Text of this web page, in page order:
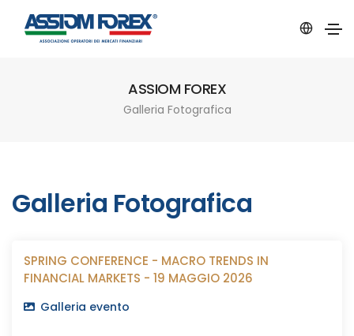
ASSIOM FOREX
Galleria Fotografica
Galleria Fotografica
SPRING CONFERENCE - MACRO TRENDS IN
FINANCIAL MARKETS - 19 MAGGIO 2026
Galleria evento